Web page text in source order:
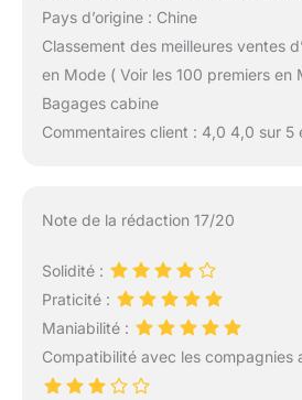
Pays d’origine : Chine
Classement des meilleures ventes
en Mode ( Voir les 100 premiers en
Bagages cabine
Commentaires client : 4,0 4,0 sur 5
Note de la rédaction 17/20
Solidité :
Praticité :
Maniabilité :
Compatibilité avec les compagnies